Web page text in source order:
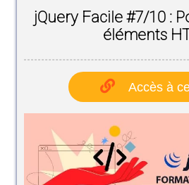
jQuery Facile #7/10 :
éléments
Accès à